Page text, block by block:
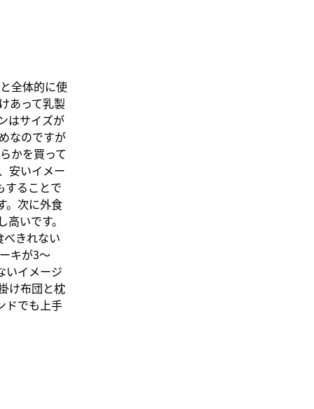
全体的に使
あって乳製
はサイズが
なのですが
かを買って
安いイメー
することで
。次に外食
いです。
きれない
キが3〜
いイメージ
け布団と枕
ドでも上手